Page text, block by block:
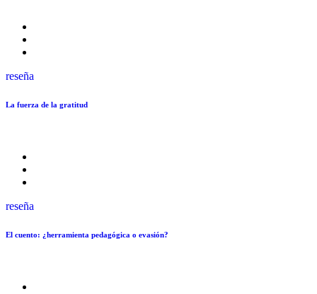
reseña
La fuerza de la gratitud
reseña
El cuento: ¿herramienta pedagógica o evasión?